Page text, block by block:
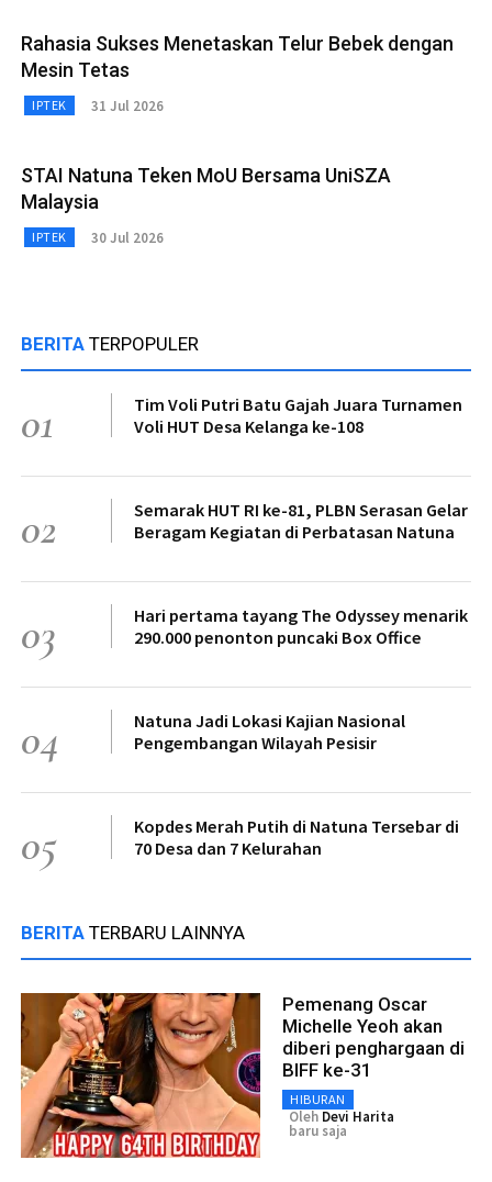
Rahasia Sukses Menetaskan Telur Bebek dengan
Mesin Tetas
IPTEK 31 Jul 2026
STAI Natuna Teken MoU Bersama UniSZA
Malaysia
IPTEK 30 Jul 2026
BERITA TERPOPULER
01
Tim Voli Putri Batu Gajah Juara Turnamen
Voli HUT Desa Kelanga ke-108
02
Semarak HUT RI ke-81, PLBN Serasan Gelar
Beragam Kegiatan di Perbatasan Natuna
03
Hari pertama tayang The Odyssey menarik
290.000 penonton puncaki Box Office
04
Natuna Jadi Lokasi Kajian Nasional
Pengembangan Wilayah Pesisir
05
Kopdes Merah Putih di Natuna Tersebar di
70 Desa dan 7 Kelurahan
BERITA TERBARU LAINNYA
Pemenang Oscar
Michelle Yeoh akan
diberi penghargaan di
BIFF ke-31
HIBURAN
Oleh Devi Harita
baru saja